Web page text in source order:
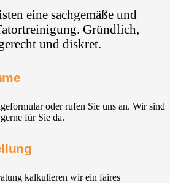
eine sachgemäße und
Gründlich,
und diskret.
oder rufen Sie uns an. Wir sind
gerne für Sie da.
kalkulieren wir ein faires